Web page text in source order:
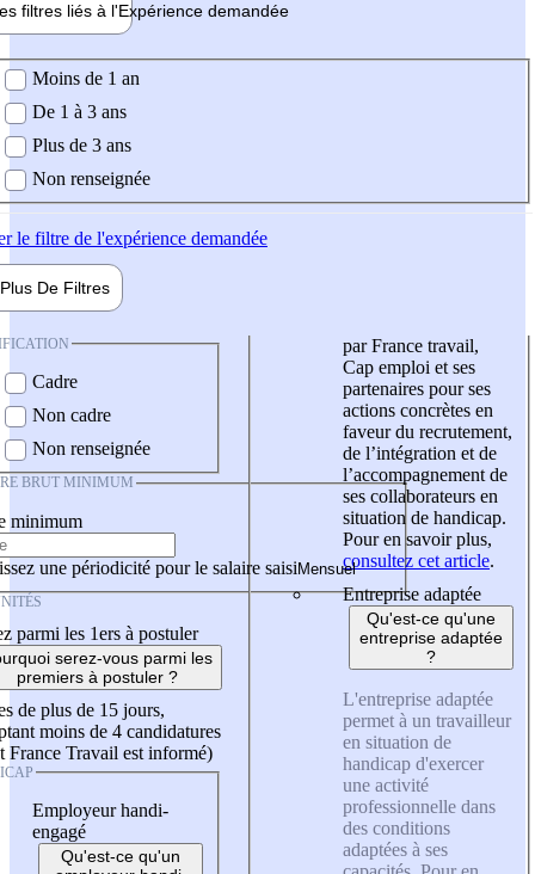
filtres liés à l'Expérience demandée
demandée
Moins de 1 an
De 1 à 3 ans
Plus de 3 ans
Non renseignée
le filtre de l'expérience demandée
Plus De Filtres
Cadre
Non cadre
Non renseignée
BRUT MINIMUM
minimum
une périodicité pour le salaire saisi
parmi les 1ers à postuler
serez-vous parmi les
premiers à postuler ?
de plus de 15 jours,
moins de 4 candidatures
France Travail est informé)
Employeur handi-
engagé
Qu'est-ce qu'un
par France travail,
Cap emploi et ses
partenaires pour ses
actions concrètes en
faveur du recrutement,
de l’intégration et de
l’accompagnement de
ses collaborateurs en
situation de handicap.
Pour en savoir plus,
consultez cet article.
Entreprise adaptée
Qu'est-ce qu'une
entreprise adaptée
?
L'entreprise adaptée
permet à un travailleur
en situation de
handicap d'exercer
une activité
professionnelle dans
des conditions
adaptées à ses